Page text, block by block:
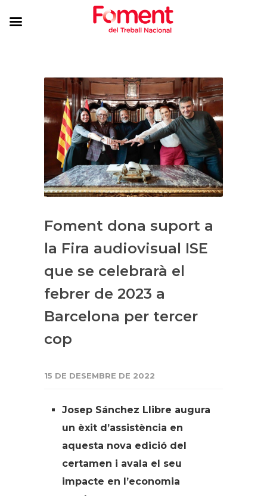
Foment dona suport a
la Fira audiovisual ISE
que se celebrarà el
febrer de 2023 a
Barcelona per tercer
cop
15 DE DESEMBRE DE 2022
Josep Sánchez Llibre augura
un èxit d’assistència en
aquesta nova edició del
certamen i avala el seu
impacte en l’economia